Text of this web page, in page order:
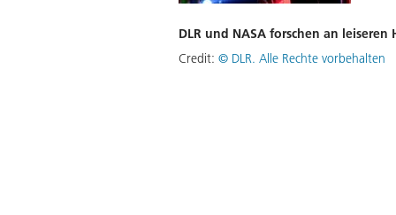
DLR und NASA forschen an leiseren
Credit: © DLR. Alle Rechte vorbehalten